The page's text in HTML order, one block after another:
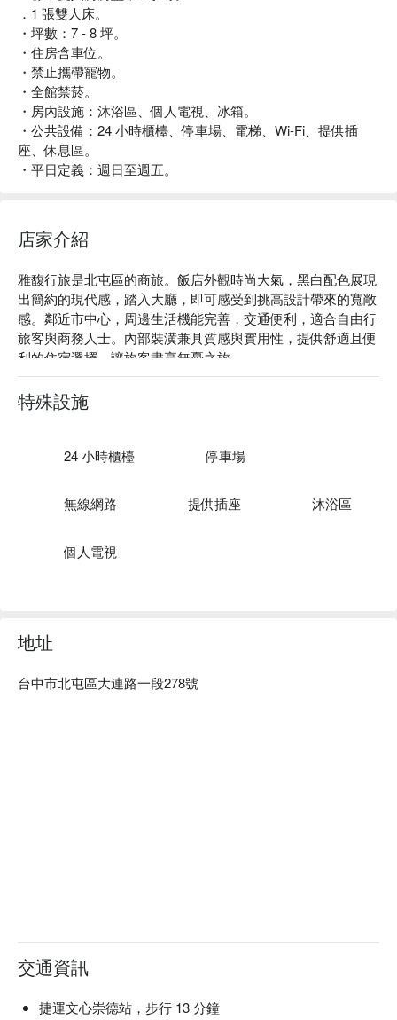
．1 張雙人床。
・坪數：7 - 8 坪。
・住房含車位。
・禁止攜帶寵物。
・全館禁菸。
・房內設施：沐浴區、個人電視、冰箱。
・公共設備：24 小時櫃檯、停車場、電梯、Wi-Fi、提供插
座、休息區。
・平日定義：週日至週五。
店家介紹
雅馥行旅是北屯區的商旅。飯店外觀時尚大氣，黑白配色展現
出簡約的現代感，踏入大廳，即可感受到挑高設計帶來的寬敞
感。鄰近市中心，周邊生活機能完善，交通便利，適合自由行
旅客與商務人士。內部裝潢兼具質感與實用性，提供舒適且便
利的住宿選擇，讓旅客盡享無憂之旅。
雅馥行旅評價：Google 4.1 星
雅馥行旅推薦：離台中洲際棒球場約 10 分鐘車程。
雅馥行旅優惠、雅馥行旅住宿方案、雅馥行旅休息方案立刻查
特殊設施
24 小時櫃檯 停車場
無線網路 提供插座 沐浴區
個人電視
地址
台中市北屯區大連路一段278號
交通資訊
捷運文心崇德站，步行 13 分鐘